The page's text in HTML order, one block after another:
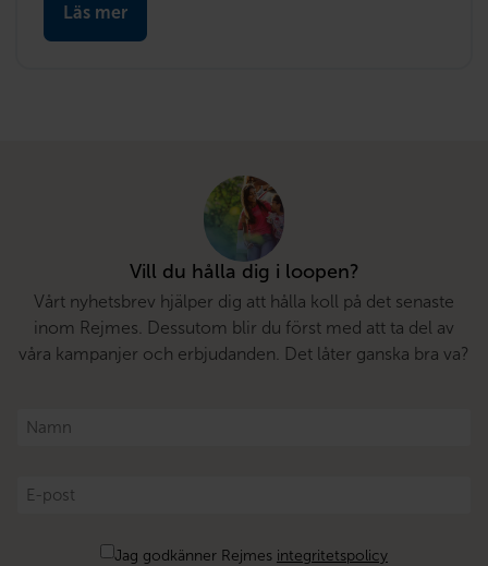
Läs mer
Vill du hålla dig i loopen?
Vårt nyhetsbrev hjälper dig att hålla koll på det senaste
inom Rejmes. Dessutom blir du först med att ta del av
våra kampanjer och erbjudanden. Det låter ganska bra va?
Namn
E-
post
Jag godkänner Rejmes integritetspolicy